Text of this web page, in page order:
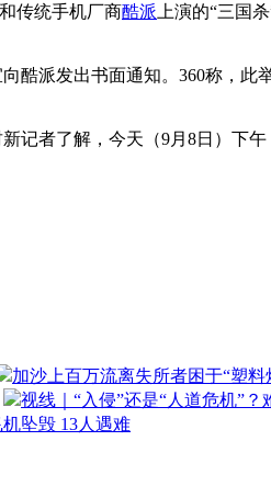
和传统手机厂商酷派 上演的“三国
派发出书面通知。360称，此
者了解，今天（9月8日）下午
加沙上百万流离失所者困于“塑
视线｜“入侵”还是“人道危机”
坠毁 13人遇难